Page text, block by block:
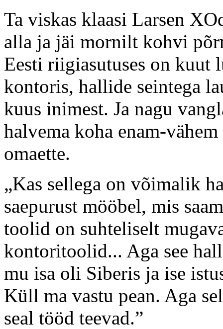
Ta viskas klaasi Larsen
alla ja jäi mornilt kohvi
Eesti riigiasutuses on kuut
kontoris, hallide seintega
kuus inimest. Ja nagu
halvema koha enam-
omaette.
„Kas sellega on võimalik
saepurust mööbel, mis
toolid on suhteliselt
kontoritoolid... Aga see
mu isa oli Siberis ja ise
Küll ma vastu pean. Aga
seal tööd teevad.”